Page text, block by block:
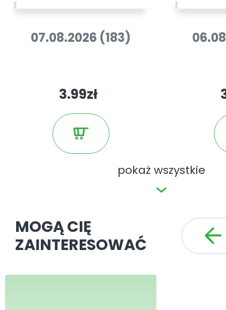
pokaż wszystkie
07.08.2026 (183)
3.99zł
MOGĄ CIĘ
ZAINTERESOWAĆ